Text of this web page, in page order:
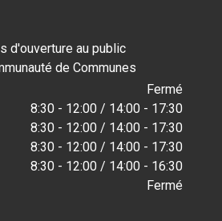
d'ouverture au public
de Communes
Fermé
8:30 - 12:00 / 14:00 - 17:30
8:30 - 12:00 / 14:00 - 17:30
8:30 - 12:00 / 14:00 - 17:30
8:30 - 12:00 / 14:00 - 16:30
Fermé